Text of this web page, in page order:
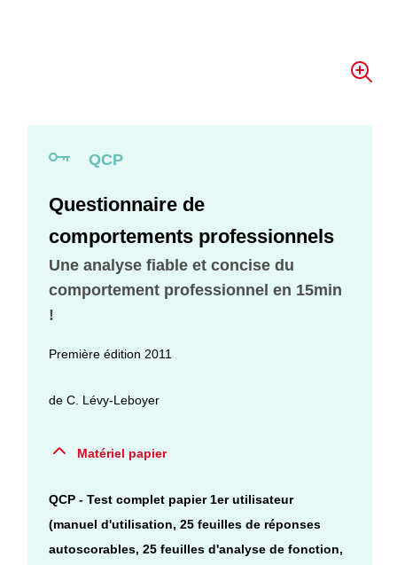
QCP
Questionnaire de
comportements professionnels
Une analyse fiable et concise du
comportement professionnel en 15min
!
Première édition 2011
deC. Lévy-Leboyer
Matériel papier
QCP - Test complet papier 1er utilisateur
(manuel d'utilisation, 25 feuilles de réponses
autoscorables, 25 feuilles d'analyse de fonction,